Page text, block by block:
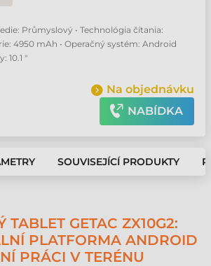
Průmyslový • Technológia čítania:
4950 mAh • Operačný systém: Android
10.1 "
Na objednávku
NABÍDKA
SOUVISEJÍCÍ PRODUKTY
TABLET GETAC ZX10G2:
PLATFORMA ANDROID
PRÁCI V TERÉNU